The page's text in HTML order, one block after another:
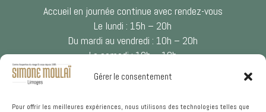
Gérer le consentement
Pour offrir les meilleures expériences, nous utilisons des technologies telles que
Accueil en journée continue avec rendez-vous
Le lundi : 15h – 20h
Du mardi au vendredi : 10h – 20h
Le samedi : 10h – 18h